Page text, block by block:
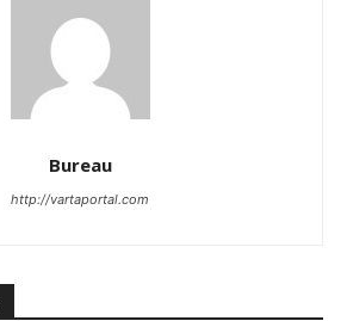
Bureau
http://vartaportal.com